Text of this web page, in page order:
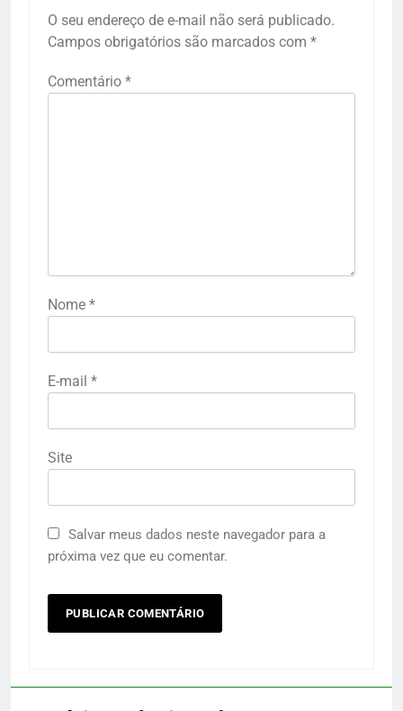
O seu endereço de e-mail não será publicado.
Campos obrigatórios são marcados com *
Comentário *
Nome *
E-mail *
Site
Salvar meus dados neste navegador para a
próxima vez que eu comentar.